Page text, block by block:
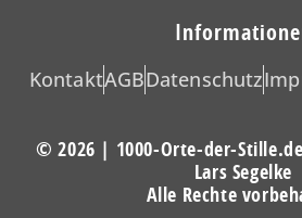
KontaktAGBDatenschutz
© 2026 | 1000-Orte-der-
Lars Segelke
Alle Rechte